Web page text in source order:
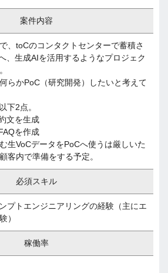
案件内容
、toCのコンタクトセンターで蓄積さ
、生成AIを活用するようなプロジェク
らかPoC（研究開発）したいと考えて
下2点。
文を生成
を作成
生VoCデータをPoCへ使うは厳しいた
客内で準備をする予定。
必須スキル
プトエンジニアリングの経験（主にエ
）
稼働率